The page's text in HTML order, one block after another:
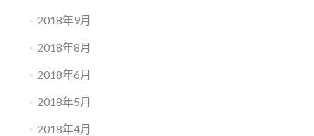
2018年9月
2018年8月
2018年6月
2018年5月
2018年4月